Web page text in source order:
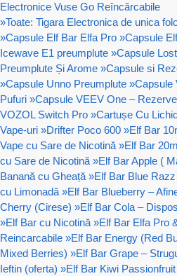
Electronice Vuse Go Reîncărcabile
»Toate: Tigara Electronica de unica
»Capsule Elf Bar Elfa Pro »Capsule
Icewave E1 preumplute »Capsule
Preumplute Și Arome »Capsule si
»Capsule Unno Preumplute »Capsule
Pufuri »Capsule VEEV One –
VOZOL Switch Pro »Cartușe Cu
Vape-uri »Drifter Poco 600 »Elf Bar
Vape cu Sare de Nicotină »Elf Bar
cu Sare de Nicotină »Elf Bar Apple (
Banană cu Gheață »Elf Bar Blue
cu Limonadă »Elf Bar Blueberry –
Cherry (Cirese) »Elf Bar Cola –
»Elf Bar cu Nicotină »Elf Bar Elfa Pro
Reincarcabile »Elf Bar Energy (Red
Mixed Berries) »Elf Bar Grape –
Ieftin (oferta) »Elf Bar Kiwi